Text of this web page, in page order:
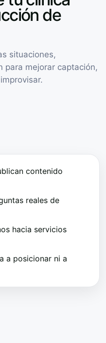
de
situaciones,
para mejorar captación,
contenido
reales de
hacia servicios
a posicionar ni a